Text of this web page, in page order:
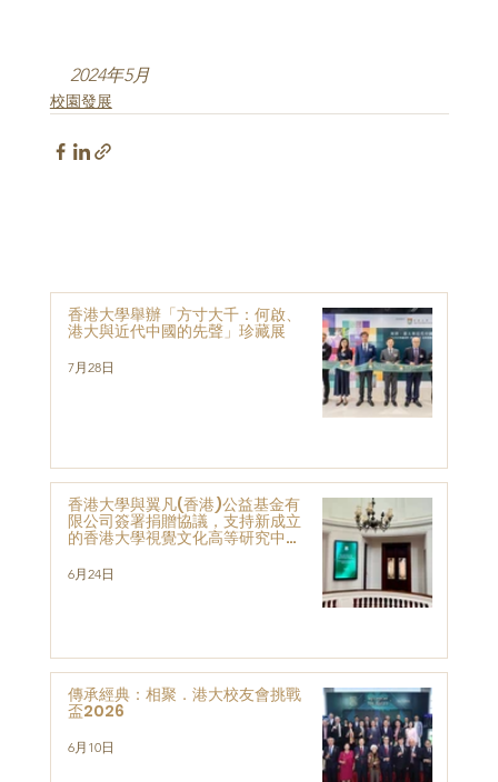
2024年5月
校園發展
香港大學舉辦「方寸大千：何啟、
港大與近代中國的先聲」珍藏展
7月28日
香港大學與翼凡(香港)公益基金有
限公司簽署捐贈協議，支持新成立
的香港大學視覺文化高等研究中心
6月24日
傳承經典：相聚．港大校友會挑戰
盃2026
6月10日